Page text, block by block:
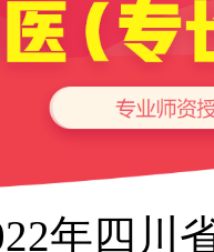
年四